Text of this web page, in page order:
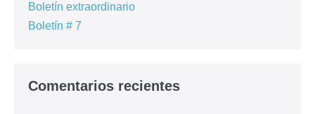
Boletín extraordinario
Boletín # 7
Comentarios recientes